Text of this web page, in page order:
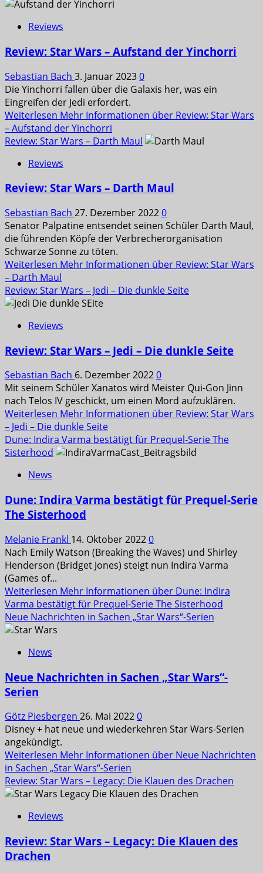
Reviews
Review: Star Wars – Aufstand der Yinchorri
Sebastian Bach 3. Januar 20230
Die Yinchorri fallen über die Galaxis her, was ein
Eingreifen der Jedi erfordert.
Weiterlesen Mehr Informationen über Review: Star Wars
– Aufstand der Yinchorri
Review: Star Wars – Darth Maul
Reviews
Review: Star Wars – Darth Maul
Sebastian Bach 27. Dezember 20220
Senator Palpatine entsendet seinen Schüler Darth Maul,
die führenden Köpfe der Verbrecherorganisation
Schwarze Sonne zu töten.
Weiterlesen Mehr Informationen über Review: Star Wars
– Darth Maul
Review: Star Wars – Jedi – Die dunkle Seite
Reviews
Review: Star Wars – Jedi – Die dunkle Seite
Sebastian Bach 6. Dezember 20220
Mit seinem Schüler Xanatos wird Meister Qui-Gon Jinn
nach Telos IV geschickt, um einen Mord aufzuklären.
Weiterlesen Mehr Informationen über Review: Star Wars
– Jedi – Die dunkle Seite
Dune: Indira Varma bestätigt für Prequel-Serie The
Sisterhood
News
Dune: Indira Varma bestätigt für Prequel-Serie
The Sisterhood
Melanie Frankl 14. Oktober 20220
Nach Emily Watson (Breaking the Waves) und Shirley
Henderson (Bridget Jones) steigt nun Indira Varma
(Games of...
Weiterlesen Mehr Informationen über Dune: Indira
Varma bestätigt für Prequel-Serie The Sisterhood
Neue Nachrichten in Sachen „Star Wars“-Serien
News
Neue Nachrichten in Sachen „Star Wars“-
Serien
Götz Piesbergen 26. Mai 20220
Disney + hat neue und wiederkehren Star Wars-Serien
angekündigt.
Weiterlesen Mehr Informationen über Neue Nachrichten
in Sachen „Star Wars“-Serien
Review: Star Wars – Legacy: Die Klauen des Drachen
Reviews
Review: Star Wars – Legacy: Die Klauen des
Drachen